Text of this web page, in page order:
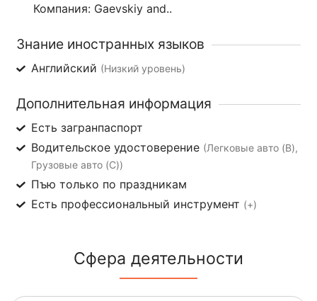
Компания: Gaevskiy and..
Знание иностранных языков
Английский (Низкий уровень)
Дополнительная информация
Есть загранпаспорт
Водительское удостоверение (Легковые авто (B),
Грузовые авто (C))
Пъю только по праздникам
Есть профессиональный инструмент (+)
Сфера деятельности